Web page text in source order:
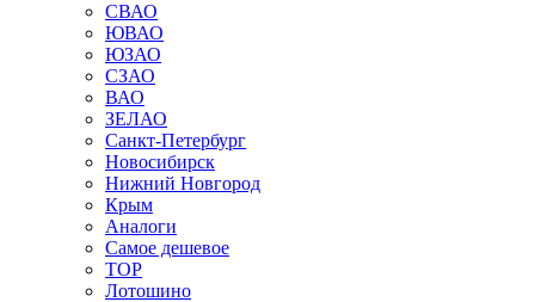
СВАО
ЮВАО
ЮЗАО
СЗАО
ВАО
ЗЕЛАО
Санкт-Петербург
Новосибирск
Нижний Новгород
Крым
Аналоги
Самое дешевое
TOP
Лотошино